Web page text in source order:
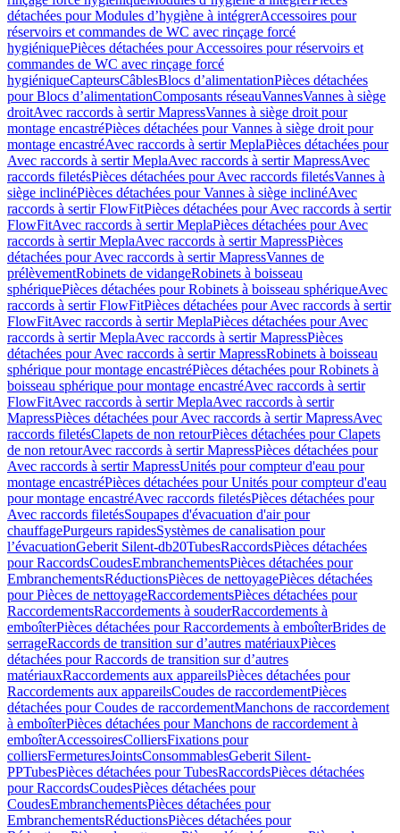
détachées pour Modules d’hygiène à intégrerAccessoires pour
réservoirs et commandes de WC avec rinçage forcé
hygiéniquePièces détachées pour Accessoires pour réservoirs et
commandes de WC avec rinçage forcé
hygiéniqueCapteursCâblesBlocs d’alimentationPièces détachées
pour Blocs d’alimentationComposants réseauVannesVannes à siège
droitAvec raccords à sertir MapressVannes à siège droit pour
montage encastréPièces détachées pour Vannes à siège droit pour
montage encastréAvec raccords à sertir MeplaPièces détachées pour
Avec raccords à sertir MeplaAvec raccords à sertir MapressAvec
raccords filetésPièces détachées pour Avec raccords filetésVannes à
siège inclinéPièces détachées pour Vannes à siège inclinéAvec
raccords à sertir FlowFitPièces détachées pour Avec raccords à sertir
FlowFitAvec raccords à sertir MeplaPièces détachées pour Avec
raccords à sertir MeplaAvec raccords à sertir MapressPièces
détachées pour Avec raccords à sertir MapressVannes de
prélèvementRobinets de vidangeRobinets à boisseau
sphériquePièces détachées pour Robinets à boisseau sphériqueAvec
raccords à sertir FlowFitPièces détachées pour Avec raccords à sertir
FlowFitAvec raccords à sertir MeplaPièces détachées pour Avec
raccords à sertir MeplaAvec raccords à sertir MapressPièces
détachées pour Avec raccords à sertir MapressRobinets à boisseau
sphérique pour montage encastréPièces détachées pour Robinets à
boisseau sphérique pour montage encastréAvec raccords à sertir
FlowFitAvec raccords à sertir MeplaAvec raccords à sertir
MapressPièces détachées pour Avec raccords à sertir MapressAvec
raccords filetésClapets de non retourPièces détachées pour Clapets
de non retourAvec raccords à sertir MapressPièces détachées pour
Avec raccords à sertir MapressUnités pour compteur d'eau pour
montage encastréPièces détachées pour Unités pour compteur d'eau
pour montage encastréAvec raccords filetésPièces détachées pour
Avec raccords filetésSoupapes d'évacuation d'air pour
chauffagePurgeurs rapidesSystèmes de canalisation pour
l’évacuationGeberit Silent-db20TubesRaccordsPièces détachées
pour RaccordsCoudesEmbranchementsPièces détachées pour
EmbranchementsRéductionsPièces de nettoyagePièces détachées
pour Pièces de nettoyageRaccordementsPièces détachées pour
RaccordementsRaccordements à souderRaccordements à
emboîterPièces détachées pour Raccordements à emboîterBrides de
serrageRaccords de transition sur d’autres matériauxPièces
détachées pour Raccords de transition sur d’autres
matériauxRaccordements aux appareilsPièces détachées pour
Raccordements aux appareilsCoudes de raccordementPièces
détachées pour Coudes de raccordementManchons de raccordement
à emboîterPièces détachées pour Manchons de raccordement à
emboîterAccessoiresColliersFixations pour
colliersFermeturesJointsConsommablesGeberit Silent-
PPTubesPièces détachées pour TubesRaccordsPièces détachées
pour RaccordsCoudesPièces détachées pour
CoudesEmbranchementsPièces détachées pour
EmbranchementsRéductionsPièces détachées pour